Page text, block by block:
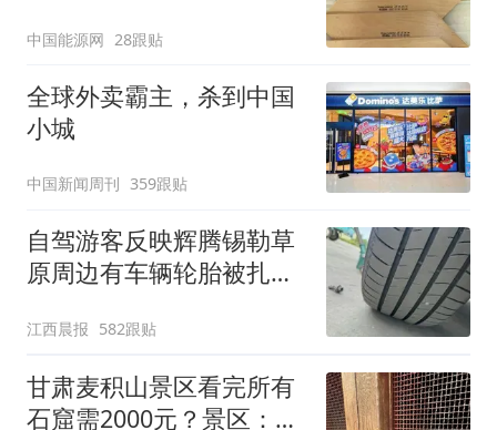
中国能源网 28跟贴
全球外卖霸主，杀到中国
小城
中国新闻周刊 359跟贴
自驾游客反映辉腾锡勒草
原周边有车辆轮胎被扎，
元，官方发布情况通报
江西晨报 582跟贴
甘肃麦积山景区看完所有
石窟需2000元？景区：部